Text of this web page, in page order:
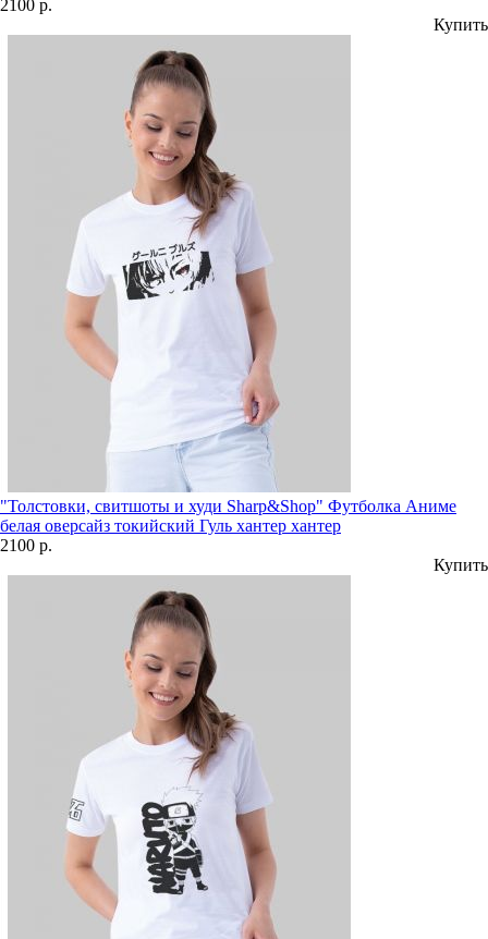
2100 р.
Купить
"Толстовки, свитшоты и худи Sharp&Shop" Футболка Аниме
белая оверсайз токийский Гуль хантер хантер
2100 р.
Купить